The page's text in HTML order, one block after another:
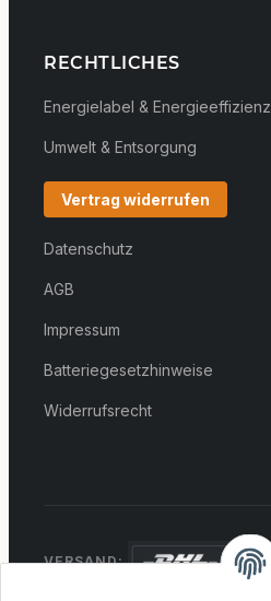
RECHTLICHES
Energielabel & Energieeffizienz
Umwelt & Entsorgung
Vertrag widerrufen
Datenschutz
AGB
Impressum
Batteriegesetzhinweise
Widerrufsrecht
VERSAND: